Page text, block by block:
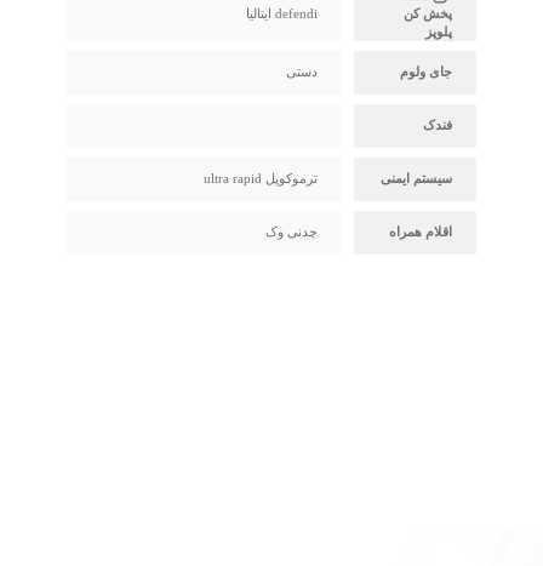
پخش کن
پلوپز
defendi ایتالیا
جای ولوم دستی
فندک
سیستم ایمنی ترموکوپل ultra rapid
اقلام همراه چدنی وک